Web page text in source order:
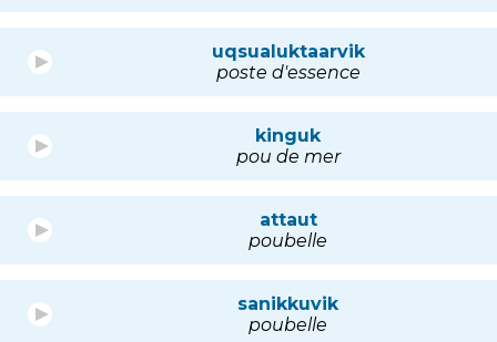
uqsualuktaarvik
poste d'essence
kinguk
pou de mer
attaut
poubelle
sanikkuvik
poubelle